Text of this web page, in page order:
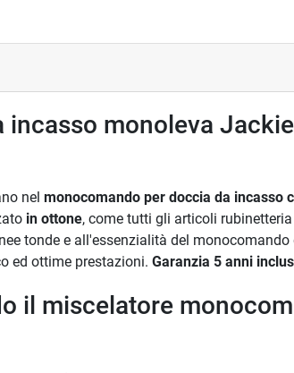
monoleva
nel monocomando per doccia da incasso
in ottone, come tutti gli articoli
tonde e all'essenzialità del
ed ottime prestazioni. Garanzia 5 anni
il miscelatore